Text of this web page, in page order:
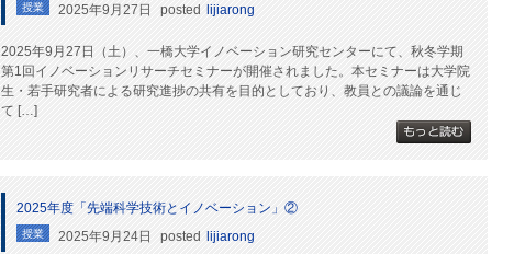
授業 2025年9月27日 posted lijiarong
2025年9月27日（土）、一橋大学イノベーション研究センターにて、秋冬学期
第1回イノベーションリサーチセミナーが開催されました。本セミナーは大学院
生・若手研究者による研究進捗の共有を目的としており、教員との議論を通じ
て […]
2025年度「先端科学技術とイノベーション」②
授業 2025年9月24日 posted lijiarong